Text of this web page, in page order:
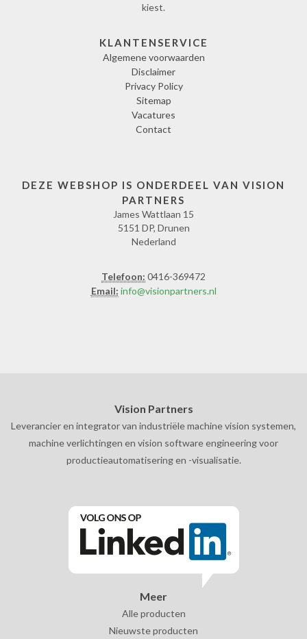
kiest.
KLANTENSERVICE
Algemene voorwaarden
Disclaimer
Privacy Policy
Sitemap
Vacatures
Contact
DEZE WEBSHOP IS ONDERDEEL VAN VISION
PARTNERS
James Wattlaan 15
5151 DP, Drunen
Nederland
Telefoon: 0416-369472
Email: info@visionpartners.nl
Vision Partners
Leverancier en integrator van industriële machine vision systemen,
machine verlichtingen en vision software engineering voor
productieautomatisering en -visualisatie.
Meer
Alle producten
Nieuwste producten